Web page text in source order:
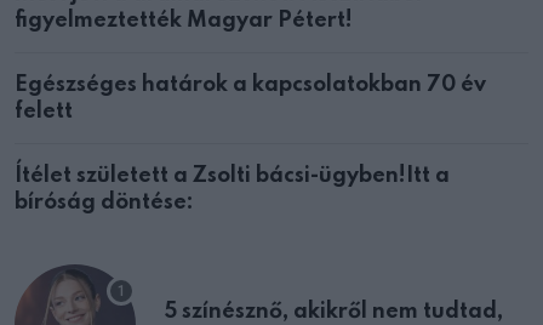
figyelmeztették Magyar Pétert!
Egészséges határok a kapcsolatokban 70 év
felett
Ítélet született a Zsolti bácsi-ügyben!Itt a
bíróság döntése:
5 színésznő, akikről nem tudtad,